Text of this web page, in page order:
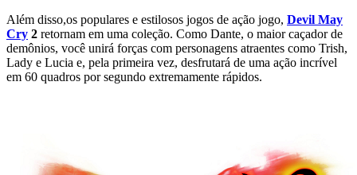
Além disso,os populares e estilosos jogos de ação jogo, Devil May
Cry 2 retornam em uma coleção. Como Dante, o maior caçador de
demônios, você unirá forças com personagens atraentes como Trish,
Lady e Lucia e, pela primeira vez, desfrutará de uma ação incrível
em 60 quadros por segundo extremamente rápidos.